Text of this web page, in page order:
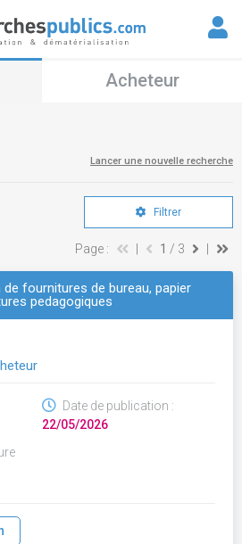
Acheteur
Lancer une nouvelle recherche
Filtrer
Page : 1 / 3
fournitures de bureau, papier
pedagogiques
Date de publication :
22/05/2026